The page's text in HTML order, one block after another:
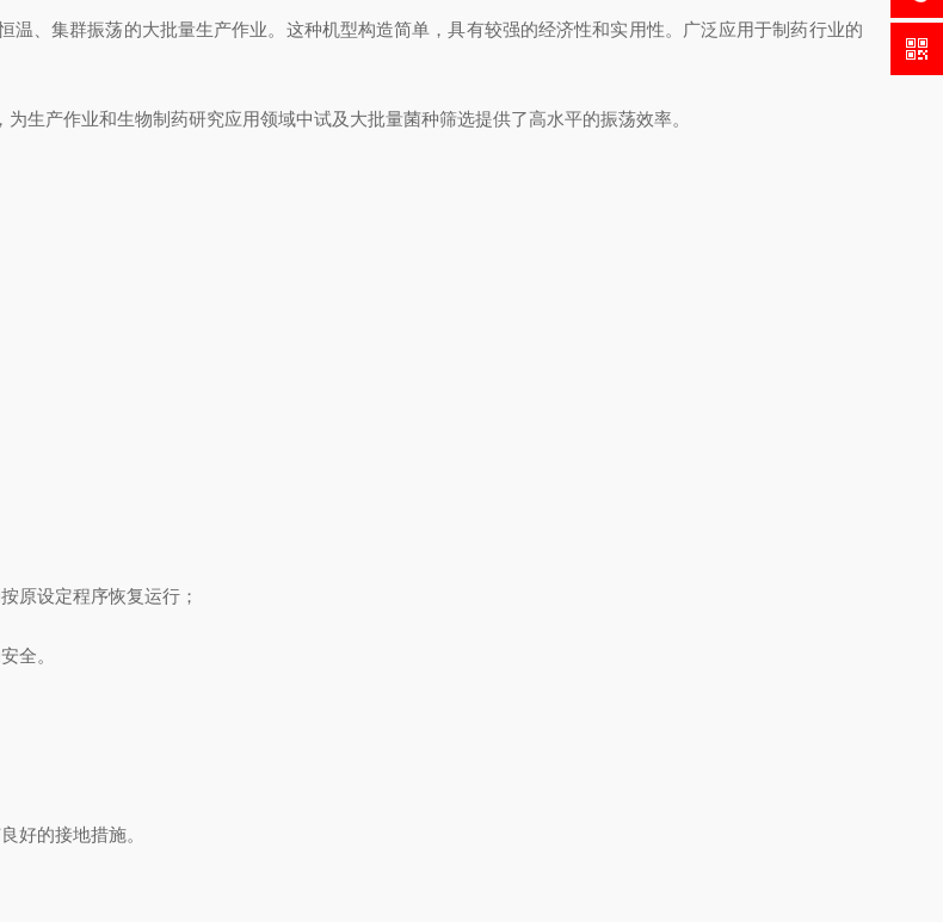
集群振荡的大批量生产作业。这种机型构造简单，具有较强的经济性和实用性。广泛应用于制药行业的
产作业和生物制药研究应用领域中试及大批量菌种筛选提供了高水平的振荡效率。
原设定程序恢复运行；
全。
好的接地措施。